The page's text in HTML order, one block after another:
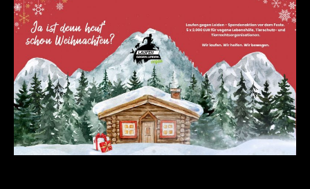
heut‘
schon
LgL-
vor
dem
Feste